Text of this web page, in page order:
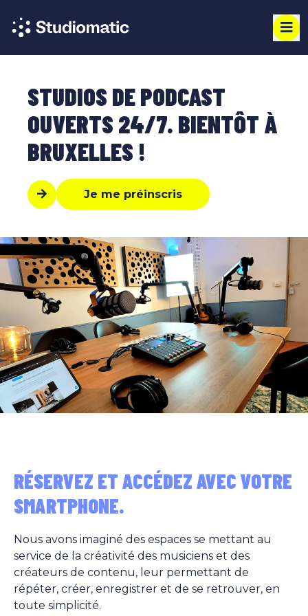
STUDIOS DE PODCAST
OUVERTS 24/7. BIENTÔT À
BRUXELLES !
Je me préinscris
RÉSERVEZ ET ACCÉDEZ AVEC VOTRE
SMARTPHONE.
Nous avons imaginé des espaces se mettant au
service de la créativité des musiciens et des
créateurs de contenu, leur permettant de
répéter, créer, enregistrer et de se retrouver, en
toute simplicité.